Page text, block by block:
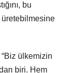
bu
üretebilmesine
ülkemizin
biri. Hem